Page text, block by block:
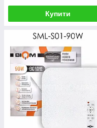
Купити